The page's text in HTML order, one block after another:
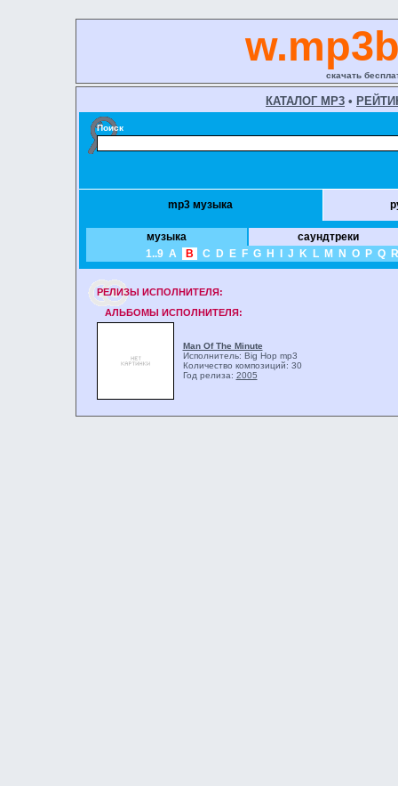
скачать
КАТАЛОГ MP3 •
Поиск
mp3 музыка
музыка
саундтреки
1..9 A B C D E F G H J K L M N O P Q R
РЕЛИЗЫ ИCПОЛНИТЕЛЯ:
АЛЬБОМЫ ИСПОЛНИТЕЛЯ:
Man Of The Minute
Исполнитель: Big Hop mp3
Количество композиций: 30
Год релиза: 2005